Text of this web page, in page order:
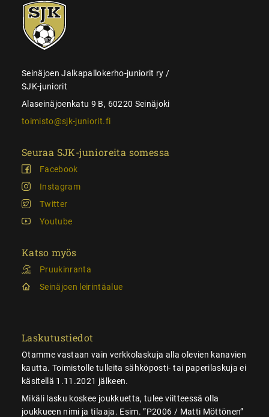
SJK-
juniorit
Seinäjoen Jalkapallokerho-juniorit ry /
SJK-juniorit
Alaseinäjoenkatu 9 B, 60220 Seinäjoki
toimisto@sjk-juniorit.fi
Seuraa SJK-junioreita somessa
Facebook
Instagram
Twitter
Youtube
Katso myös
Pruukinranta
Seinäjoen leirintäalue
Laskutustiedot
Otamme vastaan vain verkkolaskuja alla olevien kanavien
kautta. Toimistolle tulleita sähköposti- tai paperilaskuja ei
käsitellä 1.11.2021 jälkeen.
Mikäli lasku koskee joukkuetta, tulee viitteessä olla
joukkueen nimi ja tilaaja. Esim. ”P2006 / Matti Möttönen”